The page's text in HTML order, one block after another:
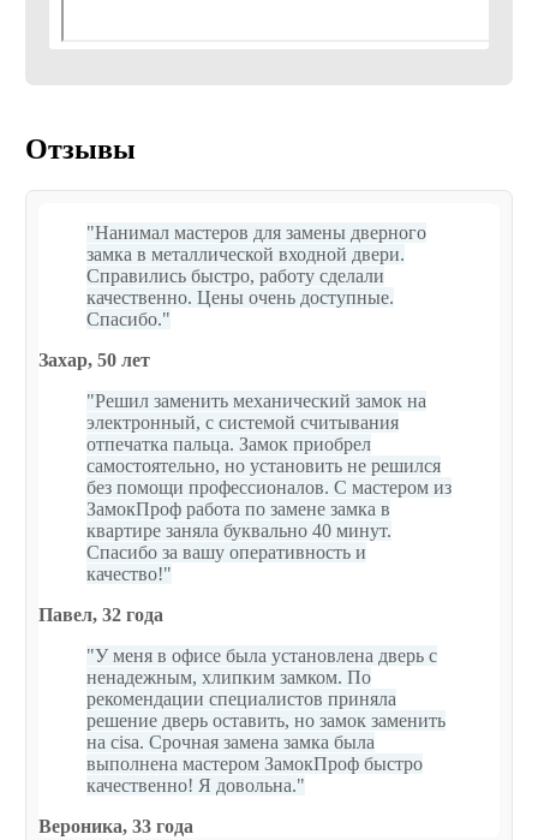
Отзывы
Нанимал мастеров для замены дверного
замка в металлической входной двери.
Справились быстро, работу сделали
качественно. Цены очень доступные.
Спасибо.
Захар, 50 лет
Решил заменить механический замок на
электронный, с системой считывания
отпечатка пальца. Замок приобрел
самостоятельно, но установить не решился
без помощи профессионалов. С мастером из
ЗамокПроф работа по замене замка в
квартире заняла буквально 40 минут.
Спасибо за вашу оперативность и
качество!
Павел, 32 года
У меня в офисе была установлена дверь с
ненадежным, хлипким замком. По
рекомендации специалистов приняла
решение дверь оставить, но замок заменить
на cisa. Срочная замена замка была
выполнена мастером ЗамокПроф быстро
качественно! Я довольна.
Вероника, 33 года